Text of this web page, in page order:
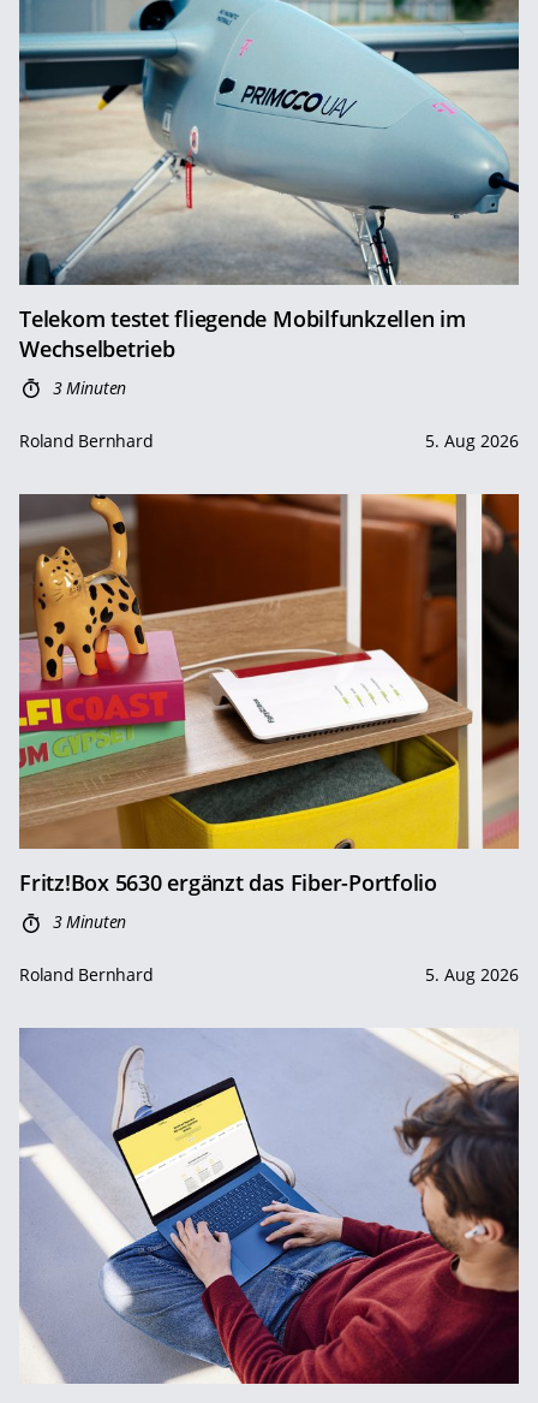
Telekom testet fliegende Mobilfunkzellen im
Wechselbetrieb
3 Minuten
Roland Bernhard 5. Aug 2026
Fritz!Box 5630 ergänzt das Fiber-Portfolio
3 Minuten
Roland Bernhard 5. Aug 2026